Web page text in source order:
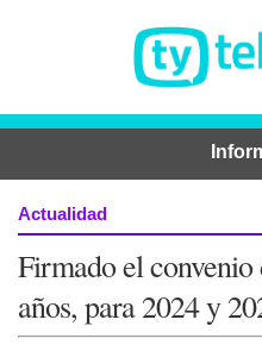
Actualidad
Firmado el convenio
años, para 2024 y